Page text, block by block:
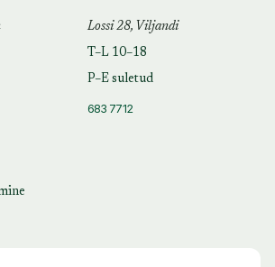
Lossi 28, Viljandi
T–L 10–18
P–E suletud
683 7712